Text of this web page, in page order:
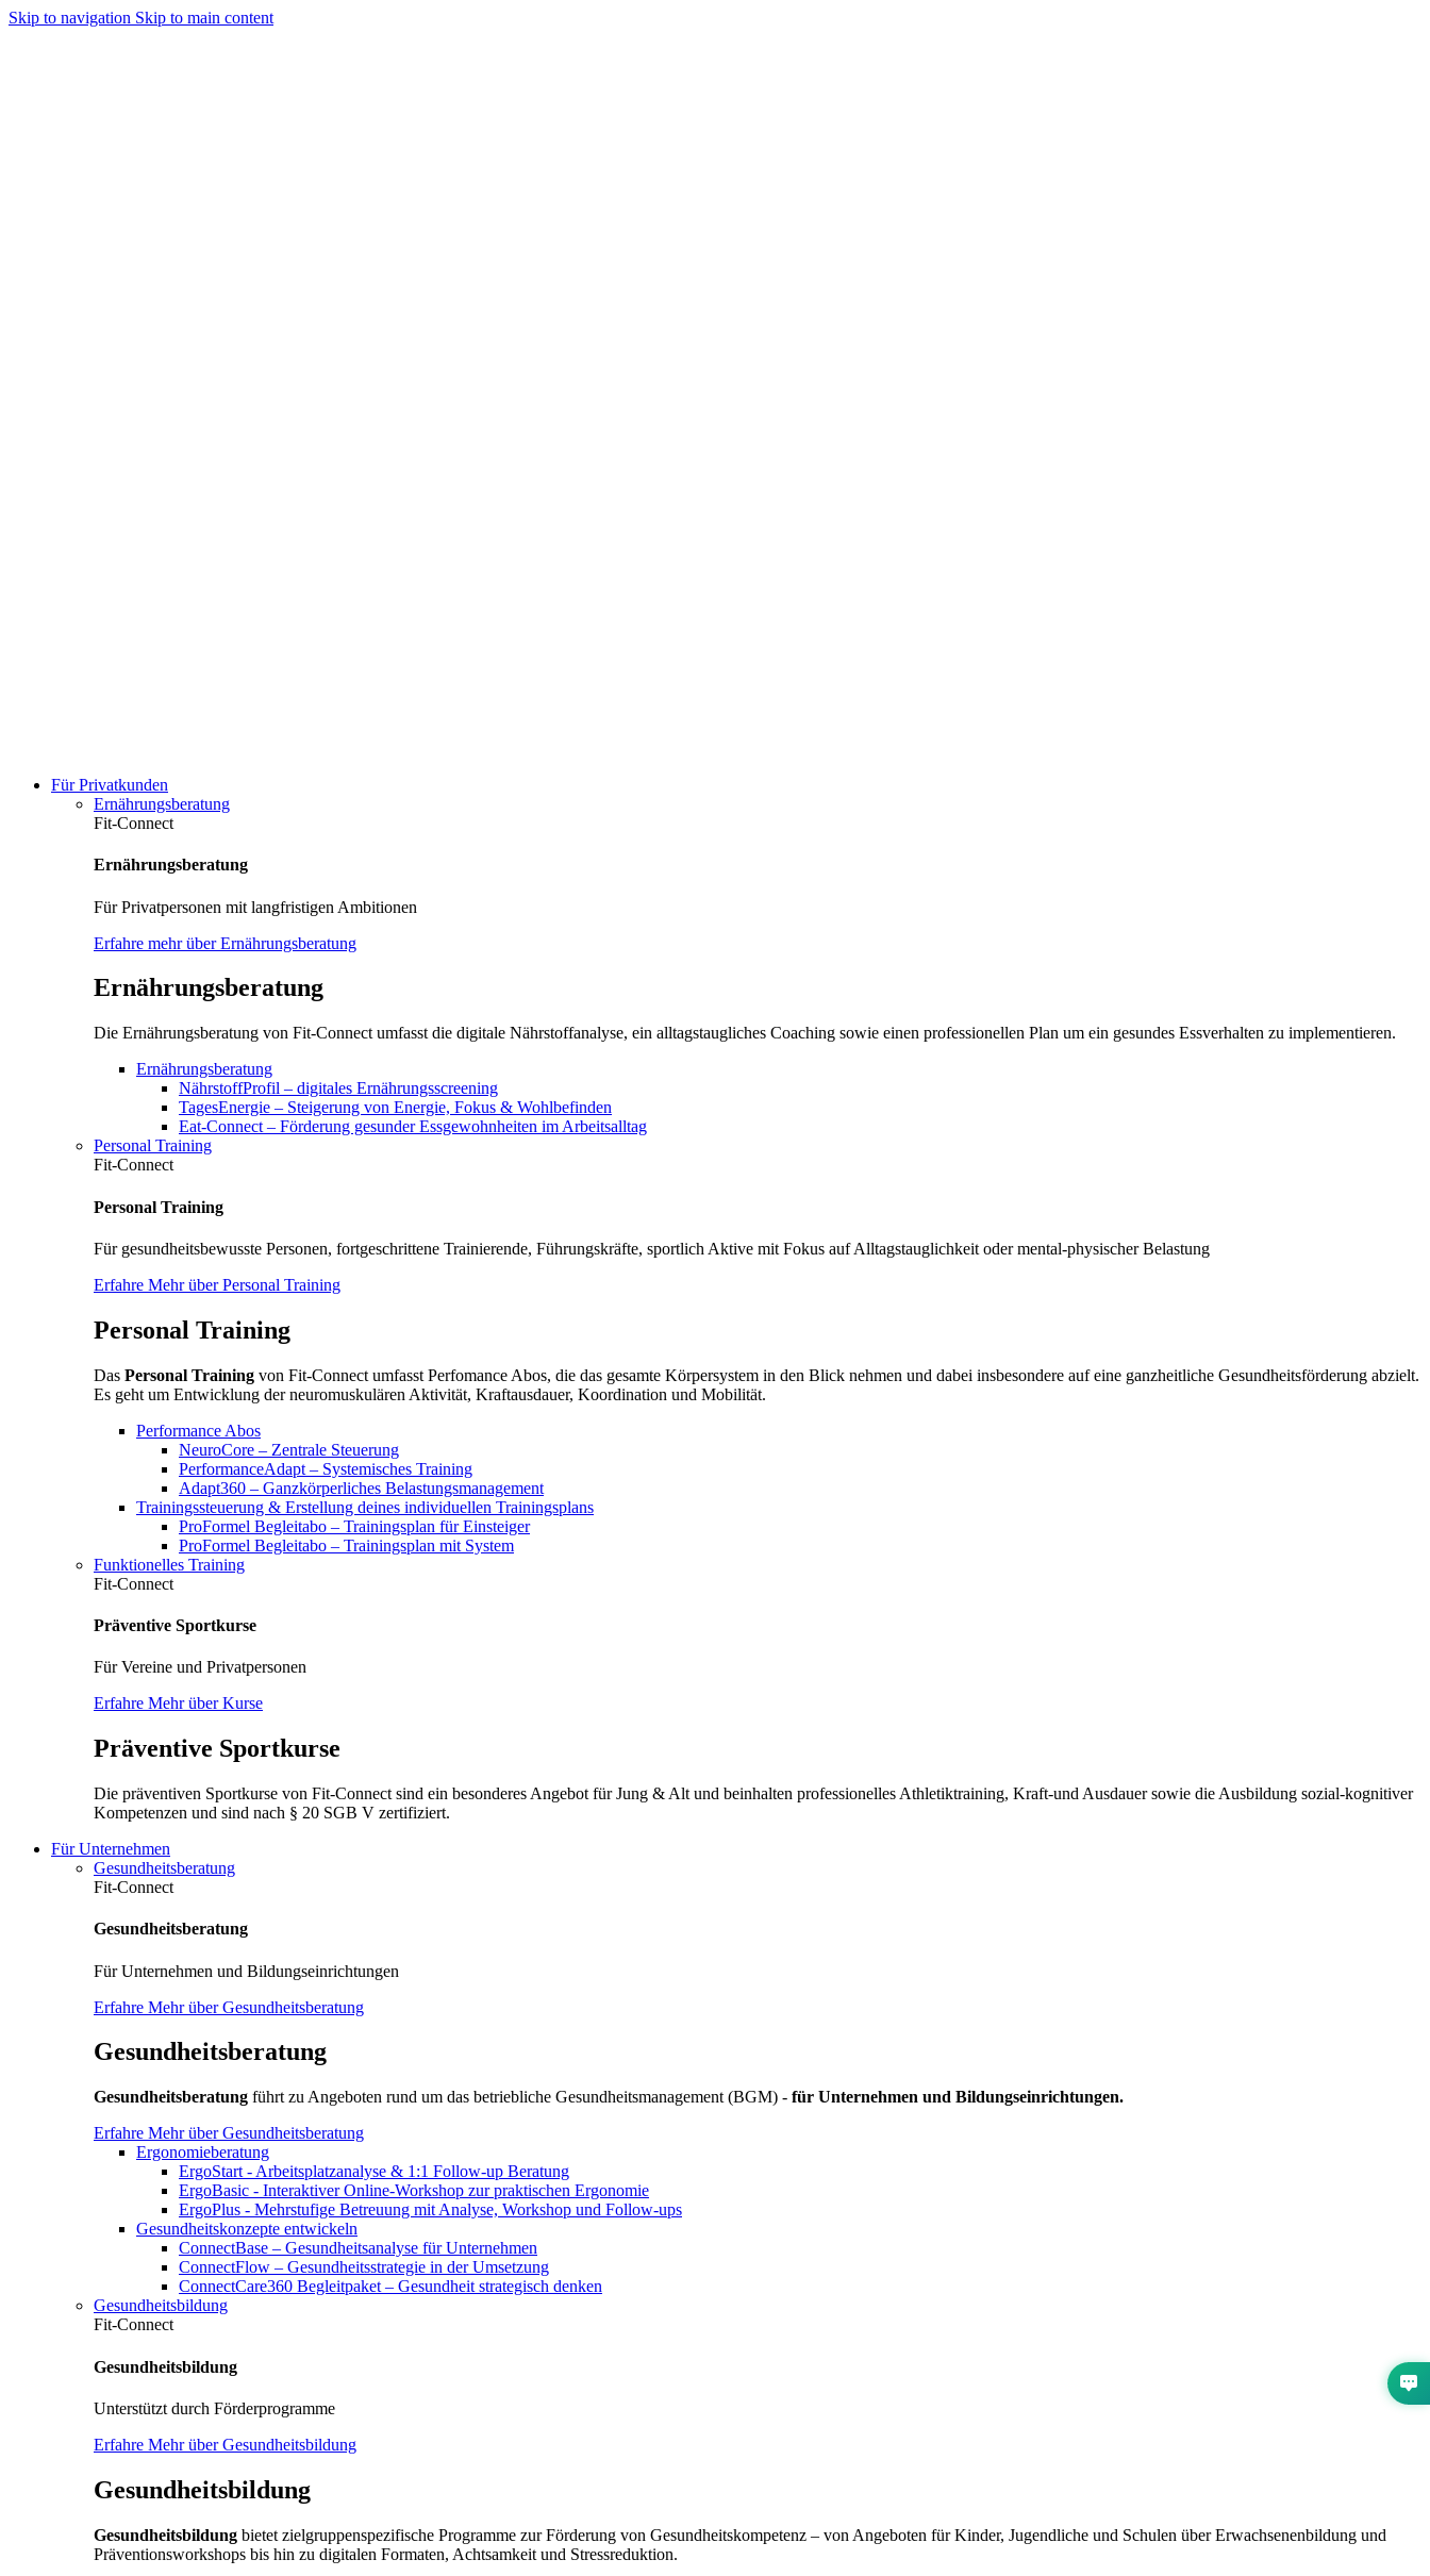
Skip to navigation Skip to main content
Für Privatkunden
Ernährungsberatung
Fit-Connect
Ernährungsberatung
Für Privatpersonen mit langfristigen Ambitionen
Erfahre mehr über Ernährungsberatung
Ernährungsberatung
Die Ernährungsberatung von Fit-Connect umfasst die digitale Nährstoffanalyse, ein alltagstaugliches Coaching sowie einen professionellen Plan um ein gesundes Essverhalten zu implementieren.
Ernährungsberatung
NährstoffProfil – digitales Ernährungsscreening
TagesEnergie – Steigerung von Energie, Fokus & Wohlbefinden
Eat-Connect – Förderung gesunder Essgewohnheiten im Arbeitsalltag
Personal Training
Fit-Connect
Personal Training
Für gesundheitsbewusste Personen, fortgeschrittene Trainierende, Führungskräfte, sportlich Aktive mit Fokus auf Alltagstauglichkeit oder mental-physischer Belastung
Erfahre Mehr über Personal Training
Personal Training
Das Personal Training von Fit-Connect umfasst Perfomance Abos, die das gesamte Körpersystem in den Blick nehmen und dabei insbesondere auf eine ganzheitliche Gesundheitsförderung abzielt.
Es geht um Entwicklung der neuromuskulären Aktivität, Kraftausdauer, Koordination und Mobilität.
Performance Abos
NeuroCore – Zentrale Steuerung
PerformanceAdapt – Systemisches Training
Adapt360 – Ganzkörperliches Belastungsmanagement
Trainingssteuerung & Erstellung deines individuellen Trainingsplans
ProFormel Begleitabo – Trainingsplan für Einsteiger
ProFormel Begleitabo – Trainingsplan mit System
Funktionelles Training
Fit-Connect
Präventive Sportkurse
Für Vereine und Privatpersonen
Erfahre Mehr über Kurse
Präventive Sportkurse
Die präventiven Sportkurse von Fit-Connect sind ein besonderes Angebot für Jung & Alt und beinhalten professionelles Athletiktraining, Kraft-und Ausdauer sowie die Ausbildung sozial-kognitiver
Kompetenzen und sind nach § 20 SGB V zertifiziert.
Für Unternehmen
Gesundheitsberatung
Fit-Connect
Gesundheitsberatung
Für Unternehmen und Bildungseinrichtungen
Erfahre Mehr über Gesundheitsberatung
Gesundheitsberatung
Gesundheitsberatung führt zu Angeboten rund um das betriebliche Gesundheitsmanagement (BGM) - für Unternehmen und Bildungseinrichtungen.
Erfahre Mehr über Gesundheitsberatung
Ergonomieberatung
ErgoStart - Arbeitsplatzanalyse & 1:1 Follow-up Beratung
ErgoBasic - Interaktiver Online-Workshop zur praktischen Ergonomie
ErgoPlus - Mehrstufige Betreuung mit Analyse, Workshop und Follow-ups
Gesundheitskonzepte entwickeln
ConnectBase – Gesundheitsanalyse für Unternehmen
ConnectFlow – Gesundheitsstrategie in der Umsetzung
ConnectCare360 Begleitpaket – Gesundheit strategisch denken
Gesundheitsbildung
Fit-Connect
Gesundheitsbildung
Unterstützt durch Förderprogramme
Erfahre Mehr über Gesundheitsbildung
Gesundheitsbildung
Gesundheitsbildung bietet zielgruppenspezifische Programme zur Förderung von Gesundheitskompetenz – von Angeboten für Kinder, Jugendliche und Schulen über Erwachsenenbildung und
Präventionsworkshops bis hin zu digitalen Formaten, Achtsamkeit und Stressreduktion.